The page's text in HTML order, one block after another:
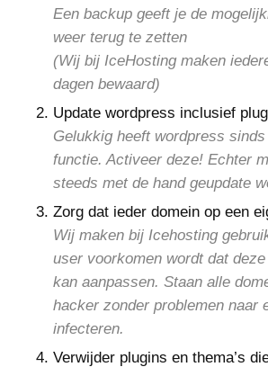
Een backup geeft je de
weer terug te zetten
(Wij bij IceHosting maken
dagen bewaard)
Update wordpress inclusief
Gelukkig heeft wordpress
functie. Activeer deze! Echter
steeds met de hand geupdate
Zorg dat ieder domein op een
Wij maken bij Icehosting
user voorkomen wordt dat
kan aanpassen. Staan alle
hacker zonder problemen naar
infecteren.
Verwijder plugins en thema’s